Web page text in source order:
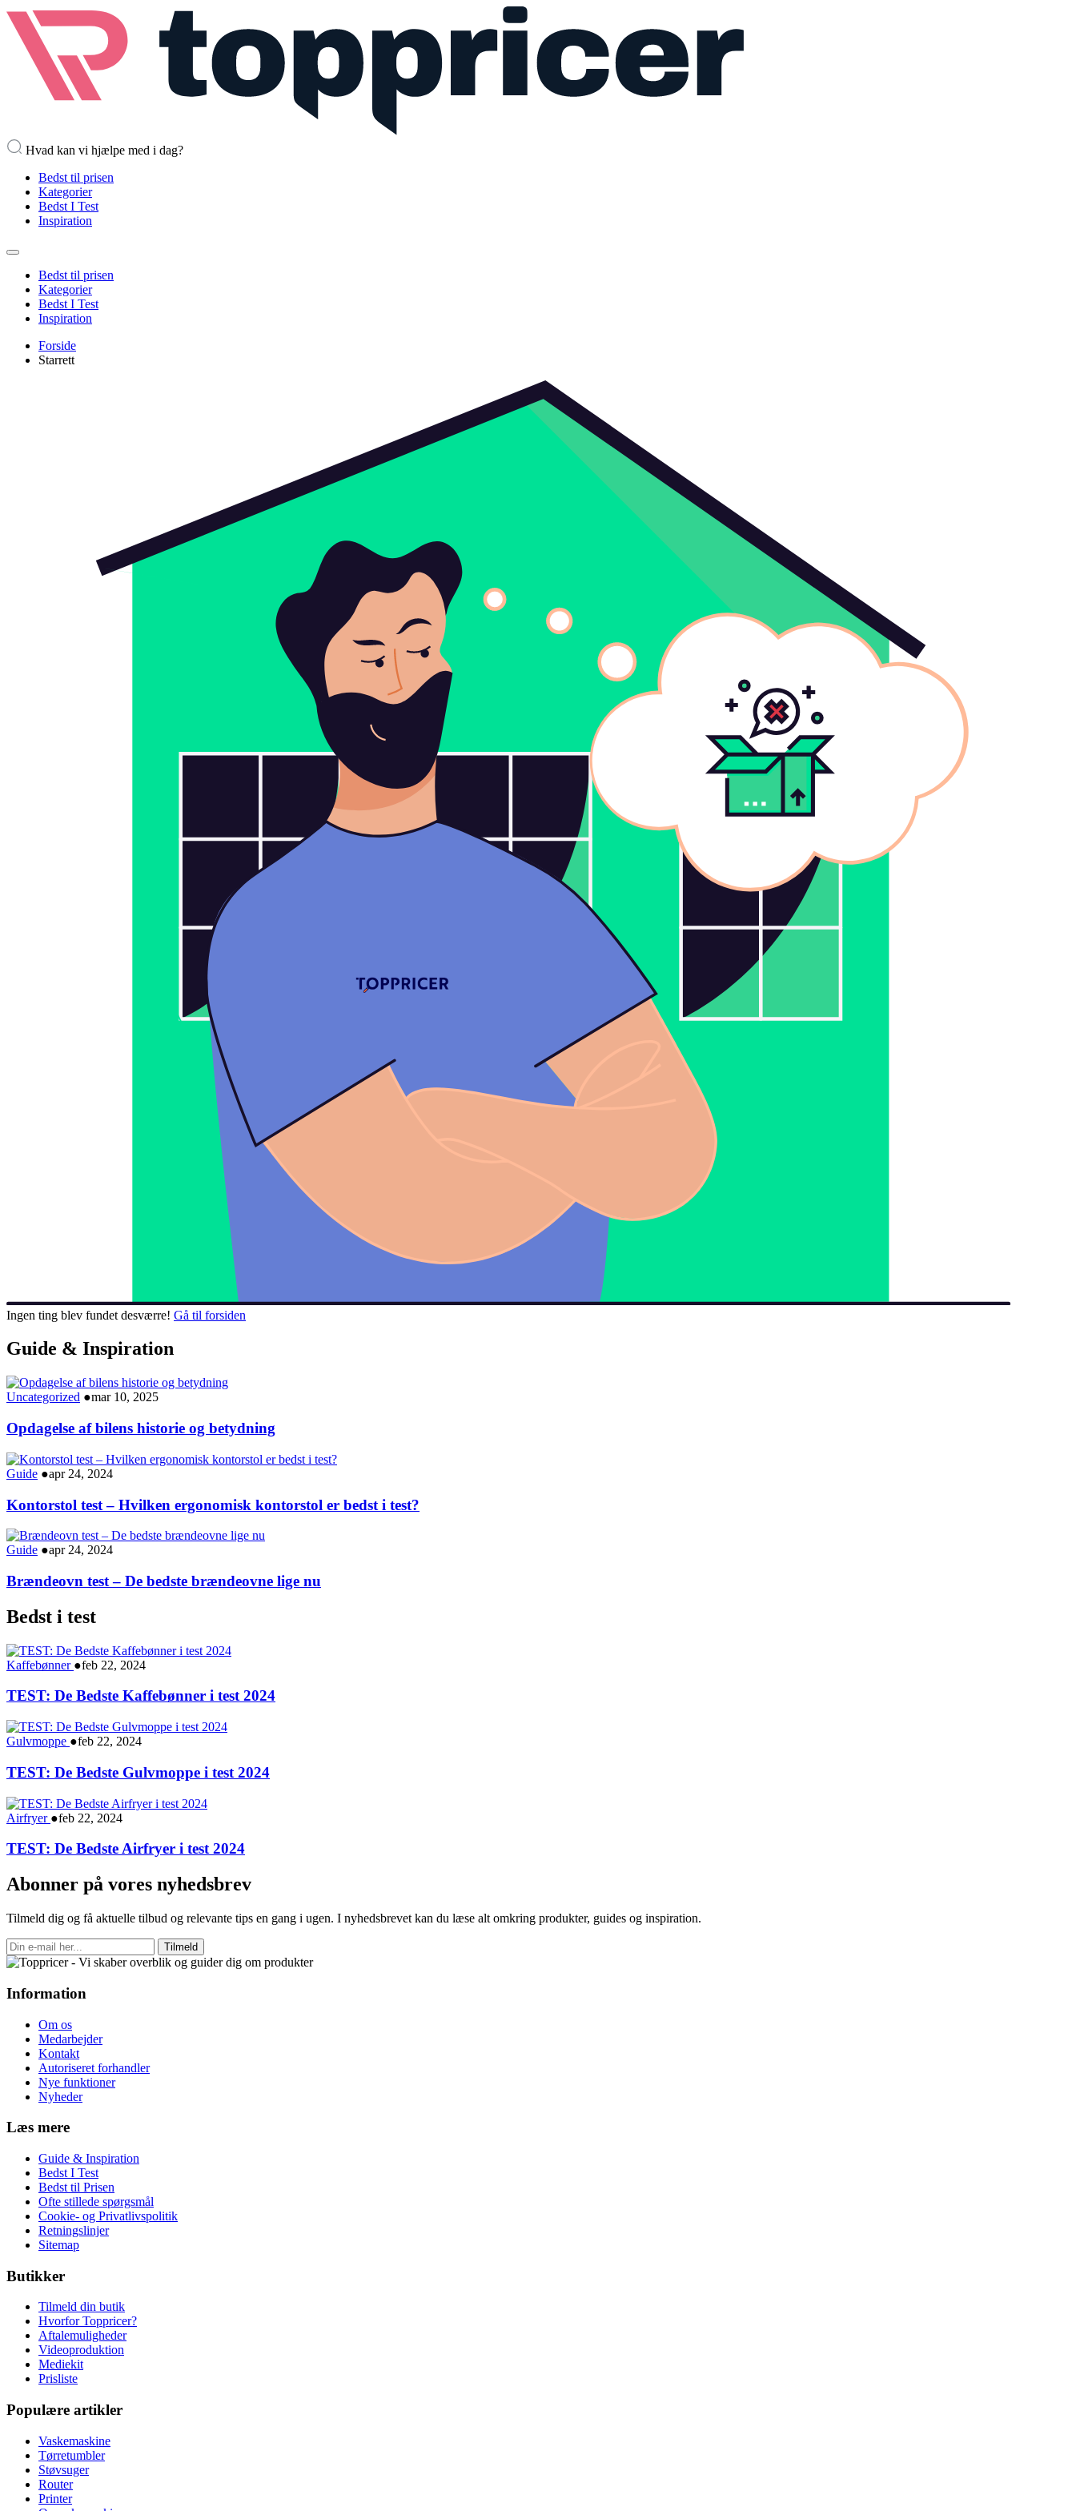
Hvad kan vi hjælpe med i dag?
Bedst til prisen
Kategorier
Bedst I Test
Inspiration
Bedst til prisen
Kategorier
Bedst I Test
Inspiration
Forside
Starrett
Ingen ting blev fundet desværre! Gå til forsiden
Guide & Inspiration
Uncategorized ●mar 10, 2025
Opdagelse af bilens historie og betydning
Guide ●apr 24, 2024
Kontorstol test – Hvilken ergonomisk kontorstol er bedst i test?
Guide ●apr 24, 2024
Brændeovn test – De bedste brændeovne lige nu
Bedst i test
Kaffebønner ●feb 22, 2024
TEST: De Bedste Kaffebønner i test 2024
Gulvmoppe ●feb 22, 2024
TEST: De Bedste Gulvmoppe i test 2024
Airfryer ●feb 22, 2024
TEST: De Bedste Airfryer i test 2024
Abonner på vores nyhedsbrev
Tilmeld dig og få aktuelle tilbud og relevante tips en gang i ugen. I nyhedsbrevet kan du læse alt omkring produkter, guides og inspiration.
Tilmeld
Information
Om os
Medarbejder
Kontakt
Autoriseret forhandler
Nye funktioner
Nyheder
Læs mere
Guide & Inspiration
Bedst I Test
Bedst til Prisen
Ofte stillede spørgsmål
Cookie- og Privatlivspolitik
Retningslinjer
Sitemap
Butikker
Tilmeld din butik
Hvorfor Toppricer?
Aftalemuligheder
Videoproduktion
Mediekit
Prisliste
Populære artikler
Vaskemaskine
Tørretumbler
Støvsuger
Router
Printer